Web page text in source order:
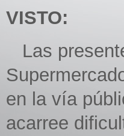
VISTO:
Las
en la vía
acarree